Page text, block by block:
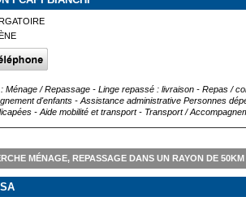
: Ménage / Repassage - Linge repassé : livraison - Repas /
d'enfants - Assistance administrative Personnes
- Aide mobilité et transport - Transport /
MÉNAGE, REPASSAGE DANS UN RAYON DE